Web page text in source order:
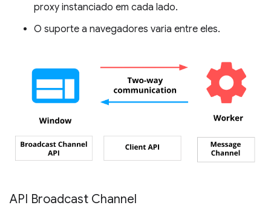
proxy instanciado em cada lado.
O suporte a navegadores varia entre eles.
API Broadcast Channel